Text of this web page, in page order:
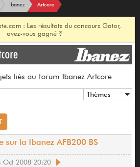
Ibanez Artcore
: Les résultats du concours Gator,
avez-vous gagné ?
liés au forum Ibanez Artcore
Thèmes
sur la Ibanez AFB200 BS
Oct 2008 20:20